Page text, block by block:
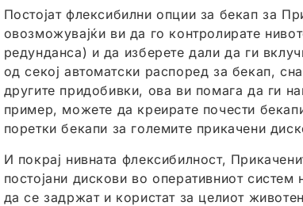
Постојат флексибилни опции за бекап за
овозможувајќи ви да го контролирате
редунданса) и да изберете дали да ги
од секој автоматски распоред за бекап,
другите придобивки, ова ви помага да ги
пример, можете да креирате почести
поретки бекапи за големите прикачени
И покрај нивната флексибилност,
постојани дискови во оперативниот
да се задржат и користат за целиот